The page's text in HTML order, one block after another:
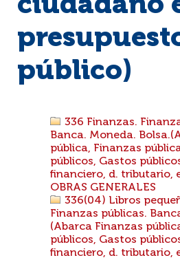
ciudadano
público)
336 Finanzas.
Banca. Moneda.
pública, Finanzas
públicos, Gastos
financiero, d. tributario,
OBRAS GENERALES
336(04) Libros
Finanzas públicas.
(Abarca Finanzas
públicos, Gastos
financiero, d. tributario,